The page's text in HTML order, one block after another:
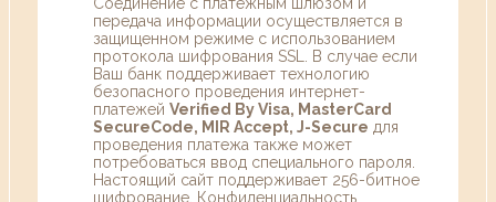
передача информации осуществляется в
защищенном режиме с использованием
протокола шифрования SSL. В случае если
Ваш банк поддерживает технологию
безопасного проведения интернет-
платежей Verified By Visa, MasterCard
SecureCode, MIR Accept, J-Secure для
проведения платежа также может
потребоваться ввод специального пароля.
Настоящий сайт поддерживает 256-битное
шифрование. Конфиденциальность